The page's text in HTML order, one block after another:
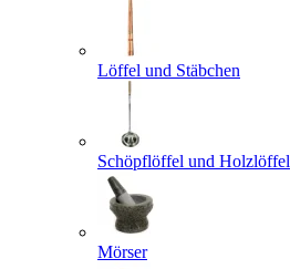
Löffel und Stäbchen
Schöpflöffel und Holzlöffel
Mörser